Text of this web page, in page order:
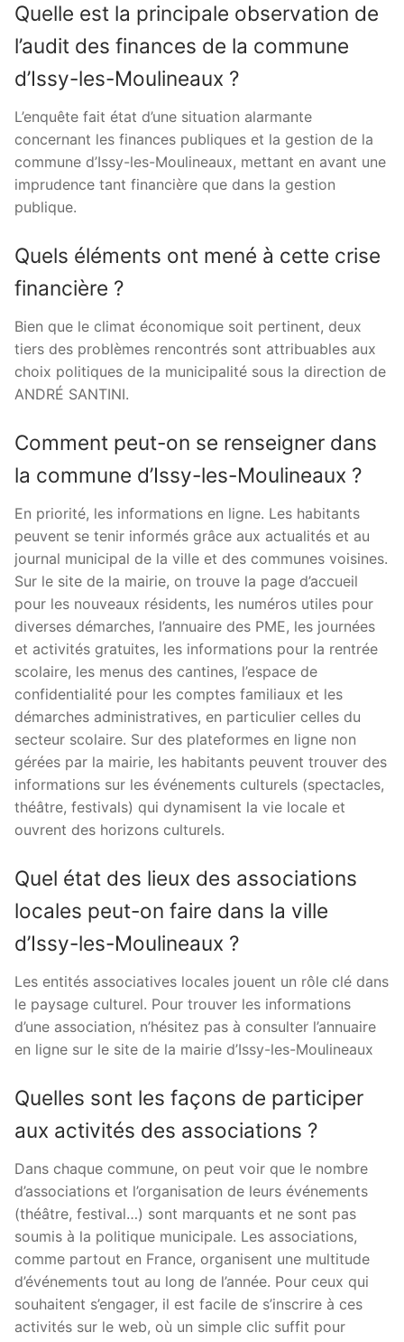
Quelle est la principale observation de
l’audit des finances de la commune
d’Issy-les-Moulineaux ?
L’enquête fait état d’une situation alarmante
concernant les finances publiques et la gestion de la
commune d’Issy-les-Moulineaux, mettant en avant une
imprudence tant financière que dans la gestion
publique.
Quels éléments ont mené à cette crise
financière ?
Bien que le climat économique soit pertinent, deux
tiers des problèmes rencontrés sont attribuables aux
choix politiques de la municipalité sous la direction de
ANDRÉ SANTINI.
Comment peut-on se renseigner dans
la commune d’Issy-les-Moulineaux ?
En priorité, les informations en ligne. Les habitants
peuvent se tenir informés grâce aux actualités et au
journal municipal de la ville et des communes voisines.
Sur le site de la mairie, on trouve la page d’accueil
pour les nouveaux résidents, les numéros utiles pour
diverses démarches, l’annuaire des PME, les journées
et activités gratuites, les informations pour la rentrée
scolaire, les menus des cantines, l’espace de
confidentialité pour les comptes familiaux et les
démarches administratives, en particulier celles du
secteur scolaire. Sur des plateformes en ligne non
gérées par la mairie, les habitants peuvent trouver des
informations sur les événements culturels (spectacles,
théâtre, festivals) qui dynamisent la vie locale et
ouvrent des horizons culturels.
Quel état des lieux des associations
locales peut-on faire dans la ville
d’Issy-les-Moulineaux ?
Les entités associatives locales jouent un rôle clé dans
le paysage culturel. Pour trouver les informations
d’une association, n’hésitez pas à consulter l’annuaire
en ligne sur le site de la mairie d’Issy-les-Moulineaux
Quelles sont les façons de participer
aux activités des associations ?
Dans chaque commune, on peut voir que le nombre
d’associations et l’organisation de leurs événements
(théâtre, festival…) sont marquants et ne sont pas
soumis à la politique municipale. Les associations,
comme partout en France, organisent une multitude
d’événements tout au long de l’année. Pour ceux qui
souhaitent s’engager, il est facile de s’inscrire à ces
activités sur le web, où un simple clic suffit pour